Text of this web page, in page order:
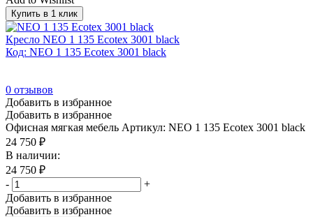
Купить в 1 клик
Кресло NEO 1 135 Ecotex 3001 black
Код: NEO 1 135 Ecotex 3001 black
0 отзывов
Добавить в избранное
Добавить в избранное
Офисная мягкая мебель Артикул: NEO 1 135 Ecotex 3001 black
24 750 ₽
В наличии:
24 750 ₽
-
+
Добавить в избранное
Добавить в избранное